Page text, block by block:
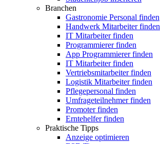
Branchen
Gastronomie Personal finden
Handwerk Mitarbeiter finden
IT Mitarbeiter finden
Programmierer finden
App Programmierer finden
IT Mitarbeiter finden
Vertriebsmitarbeiter finden
Logistik Mitarbeiter finden
Pflegepersonal finden
Umfrageteilnehmer finden
Promoter finden
Erntehelfer finden
Praktische Tipps
Anzeige optimieren